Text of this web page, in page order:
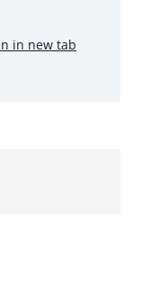
in new tab